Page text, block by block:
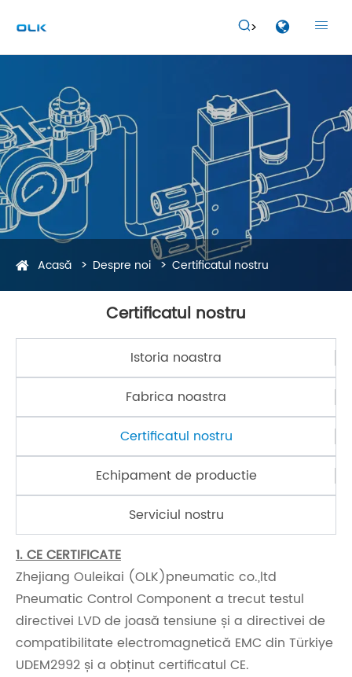
 
Acasă Despre noi Certificatul nostru
Certificatul nostru
Istoria noastra
Fabrica noastra
Certificatul nostru
Echipament de productie
Serviciul nostru
1. CE CERTIFICATE
Zhejiang Ouleikai (OLK)pneumatic co.,ltd
Pneumatic Control Component a trecut testul
directivei LVD de joasă tensiune și a directivei de
compatibilitate electromagnetică EMC din Türkiye
UDEM2992 și a obținut certificatul CE.